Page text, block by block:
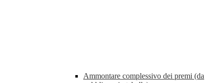
Ammontare complessivo dei premi (da